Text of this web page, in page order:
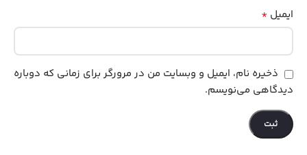
ایمیل *
ذخیره نام، ایمیل و وبسایت من در مرورگر برای زمانی که دوباره
دیدگاهی می‌نویسم.